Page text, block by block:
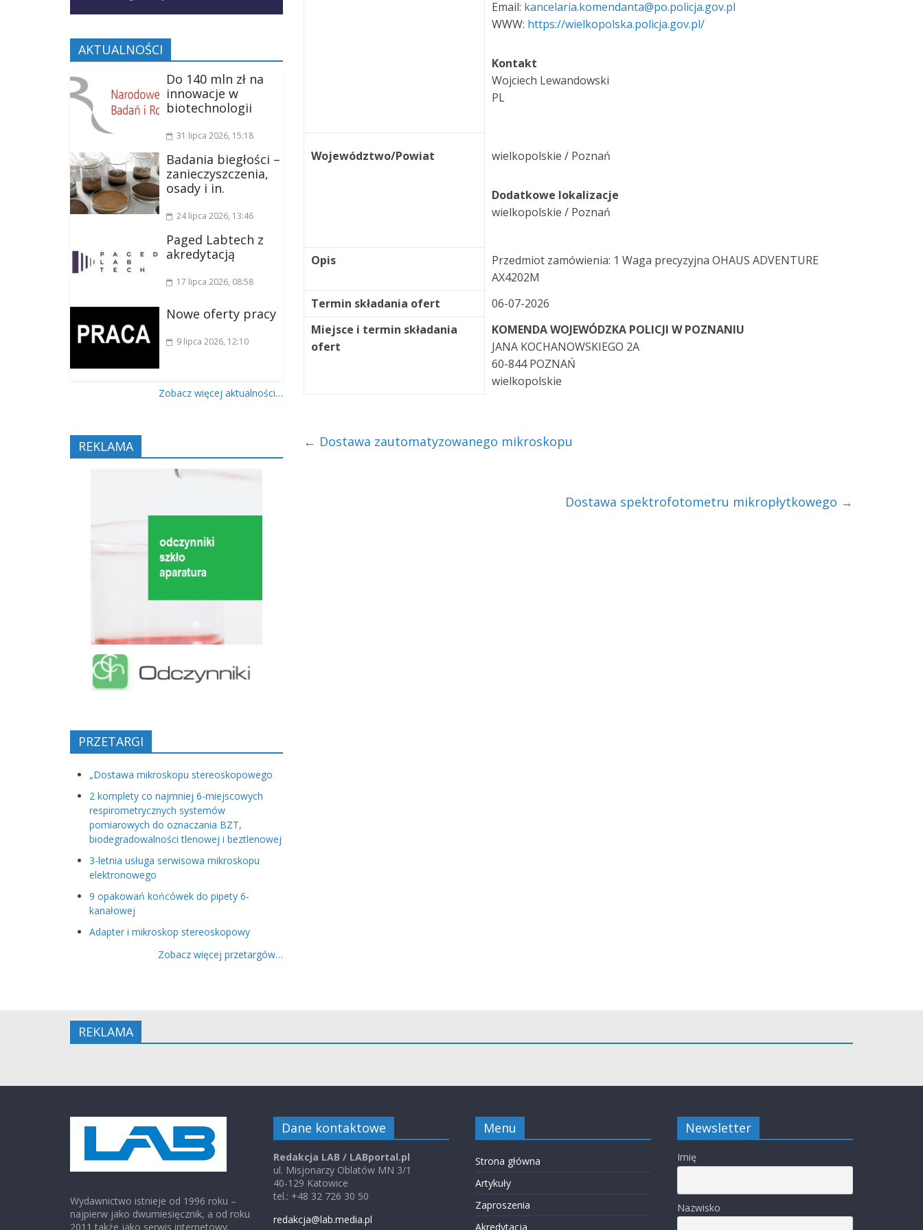
Email: kancelaria.komendanta@po.policja.gov.pl
WWW: https://wielkopolska.policja.gov.pl/
Kontakt
Wojciech Lewandowski
PL
Województwo/Powiat wielkopolskie / Poznań
Dodatkowe lokalizacje
wielkopolskie / Poznań
Opis
Przedmiot zamówienia: 1 Waga precyzyjna OHAUS ADVENTURE
AX4202M
Termin składania ofert
06-07-2026
Miejsce i termin składania
ofert
KOMENDA WOJEWÓDZKA POLICJI W POZNANIU
JANA KOCHANOWSKIEGO 2A
60-844 POZNAŃ
wielkopolskie
← Dostawa zautomatyzowanego mikroskopu
Dostawa spektrofotometru mikropłytkowego →
AKTUALNOŚCI
Do 140 mln zł na
innowacje w
biotechnologii
31 lipca 2026, 15:18
Badania biegłości –
zanieczyszczenia,
osady i in.
24 lipca 2026, 13:46
Paged Labtech z
akredytacją
17 lipca 2026, 08:58
Nowe oferty pracy
9 lipca 2026, 12:10
Zobacz więcej aktualności…
REKLAMA
PRZETARGI
„Dostawa mikroskopu stereoskopowego
2 komplety co najmniej 6-miejscowych
respirometrycznych systemów
pomiarowych do oznaczania BZT,
biodegradowalności tlenowej i beztlenowej
3-letnia usługa serwisowa mikroskopu
elektronowego
9 opakowań końcówek do pipety 6-
kanałowej
Adapter i mikroskop stereoskopowy
Zobacz więcej przetargów…
REKLAMA
Wydawnictwo istnieje od 1996 roku –
najpierw jako dwumiesięcznik, a od roku
2011 także jako serwis internetowy.
Dane kontaktowe
Redakcja LAB / LABportal.pl
ul. Misjonarzy Oblatów MN 3/1
40-129 Katowice
tel.: +48 32 726 30 50
redakcja@lab.media.pl
Menu
Strona główna
Artykuły
Zaproszenia
Akredytacja
Newsletter
Imię
Nazwisko